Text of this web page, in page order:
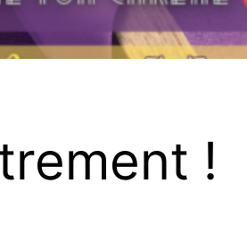
!